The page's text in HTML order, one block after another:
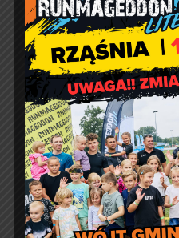
wt. – pt.: 7:30 – 15:30
Jakość powietrza